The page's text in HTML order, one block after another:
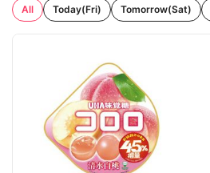
All Today(Fri) Tomorrow(Sat)